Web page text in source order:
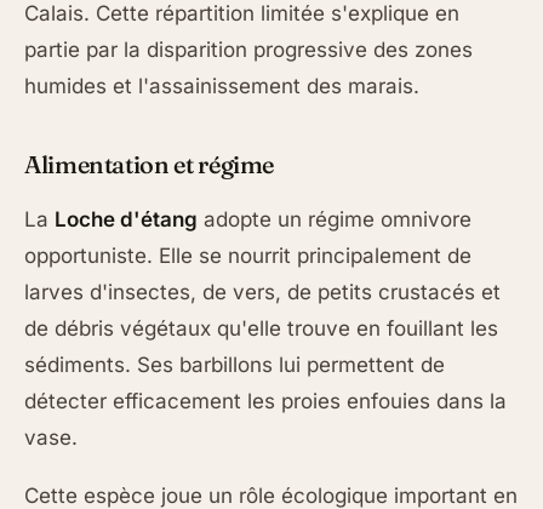
Calais. Cette répartition limitée s'explique en
partie par la disparition progressive des zones
humides et l'assainissement des marais.
Alimentation et régime
La Loche d'étang adopte un régime omnivore
opportuniste. Elle se nourrit principalement de
larves d'insectes, de vers, de petits crustacés et
de débris végétaux qu'elle trouve en fouillant les
sédiments. Ses barbillons lui permettent de
détecter efficacement les proies enfouies dans la
vase.
Cette espèce joue un rôle écologique important en